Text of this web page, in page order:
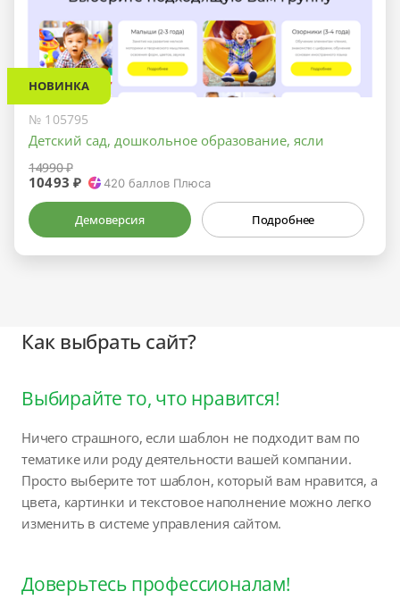
НОВИНКА
№ 105795
Детский сад, дошкольное образование, ясли
14990 ₽
10493 ₽ 420 баллов Плюса
Демоверсия Подробнее
Как выбрать сайт?
Выбирайте то, что нравится!
Ничего страшного, если шаблон не подходит вам по
тематике или роду деятельности вашей компании.
Просто выберите тот шаблон, который вам нравится, а
цвета, картинки и текстовое наполнение можно легко
изменить в системе управления сайтом.
Доверьтесь профессионалам!